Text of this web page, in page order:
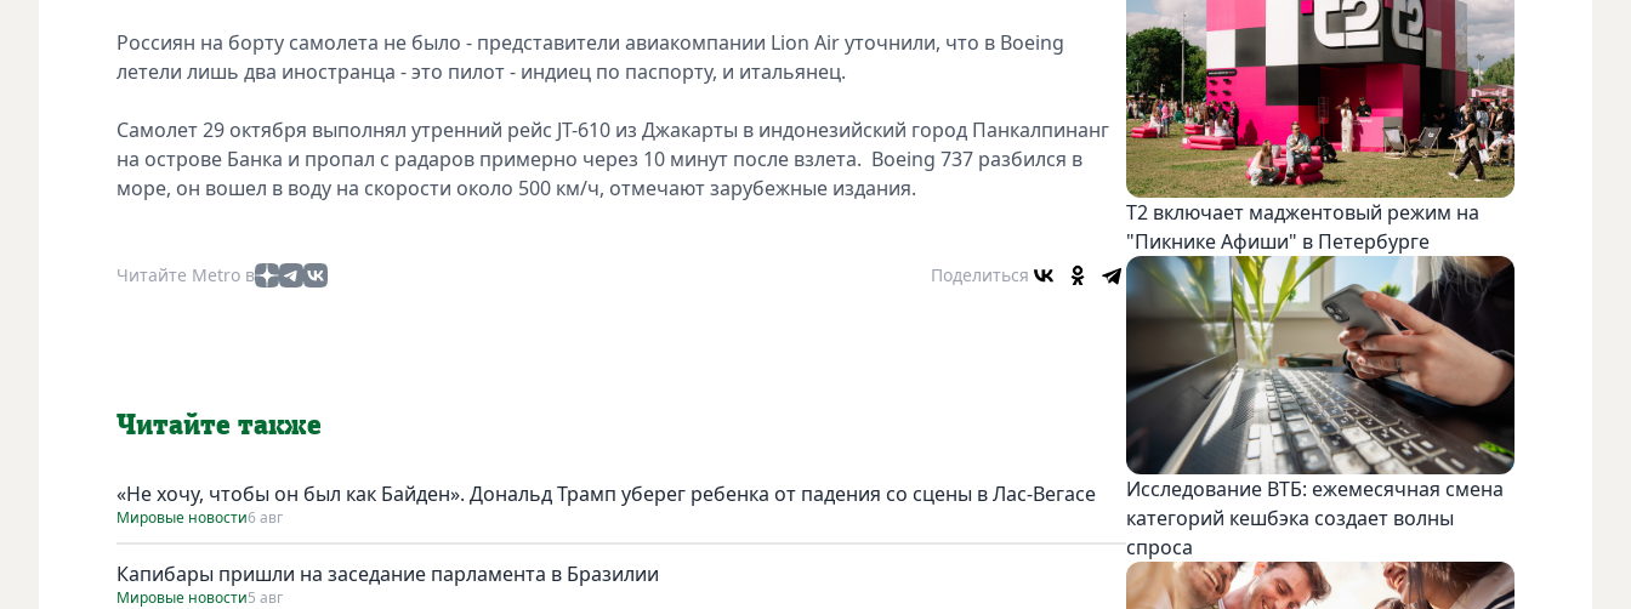
Россиян на борту самолета не было - представители авиакомпании Lion Air уточнили, что в Boeing
летели лишь два иностранца - это пилот - индиец по паспорту, и итальянец.
Самолет 29 октября выполнял утренний рейс JT-610 из Джакарты в индонезийский город Панкалпинанг
на острове Банка и пропал с радаров примерно через 10 минут после взлета. Boeing 737 разбился в
море, он вошел в воду на скорости около 500 км/ч, отмечают зарубежные издания.
Читайте Metro в Поделиться
Читайте также
«Не хочу, чтобы он был как Байден». Дональд Трамп уберег ребенка от падения со сцены в Лас-Вегасе
Мировые новости6 авг
Капибары пришли на заседание парламента в Бразилии
Мировые новости5 авг
Т2 включает маджентовый режим на
"Пикнике Афиши" в Петербурге
Исследование ВТБ: ежемесячная смена
категорий кешбэка создает волны
спроса